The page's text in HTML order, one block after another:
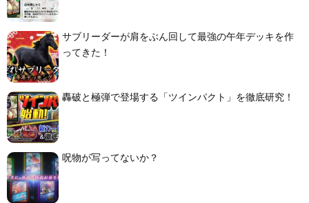
サブリーダーが肩をぶん回して最強の午年デッキを作
ってきた！
轟破と極弾で登場する「ツインパクト」を徹底研究！
呪物が写ってないか？